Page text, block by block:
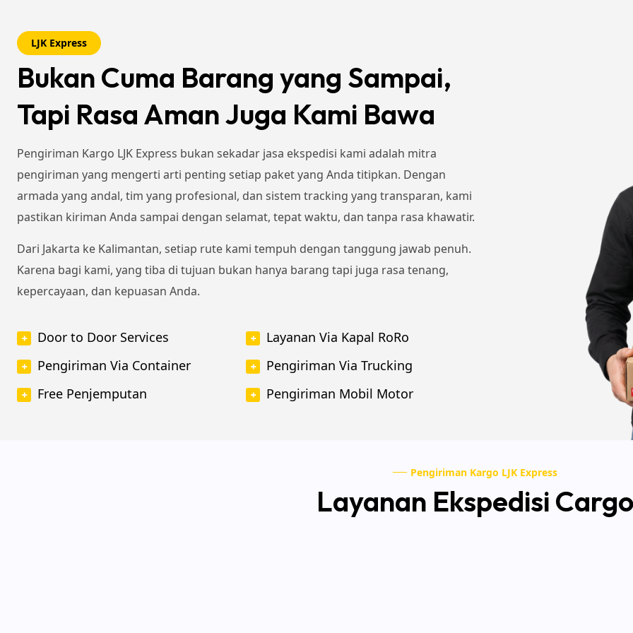
LJK Express
Bukan Cuma Barang yang Sampai,
Tapi Rasa Aman Juga Kami Bawa
Pengiriman Kargo LJK Express bukan sekadar jasa ekspedisi kami adalah mitra
pengiriman yang mengerti arti penting setiap paket yang Anda titipkan. Dengan
armada yang andal, tim yang profesional, dan sistem tracking yang transparan, kami
pastikan kiriman Anda sampai dengan selamat, tepat waktu, dan tanpa rasa khawatir.
Dari Jakarta ke Kalimantan, setiap rute kami tempuh dengan tanggung jawab penuh.
Karena bagi kami, yang tiba di tujuan bukan hanya barang tapi juga rasa tenang,
kepercayaan, dan kepuasan Anda.
Door to Door Services
Layanan Via Kapal RoRo
Pengiriman Via Container
Pengiriman Via Trucking
Free Penjemputan
Pengiriman Mobil Motor
Pengiriman Kargo LJK Express
Layanan Ekspedisi Cargo